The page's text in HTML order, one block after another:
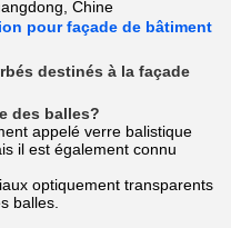
Chine
pour façade de bâtiment
destinés à la façade
des balles?
appelé verre balistique
il est également connu
optiquement transparents
balles.